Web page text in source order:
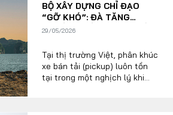
Hybrid
Xe điện
DOANH NGHIỆP
BỘ XÂY DỰNG CHỈ ĐẠO
“GỠ KHÓ”: ĐÀ TĂNG
TRƯỞNG CỦA XE BÁN TẢI
LẠI?
29/05/2026
Tại thị trường Việt, phân khúc
xe bán tải (pickup) luôn tồn
tại trong một nghịch lý khi